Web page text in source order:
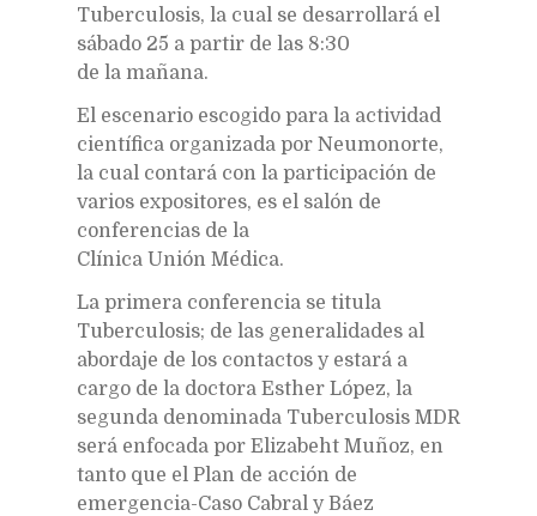
Tuberculosis, la cual se desarrollará el
sábado 25 a partir de las 8:30
de la mañana.
El escenario escogido para la actividad
científica organizada por Neumonorte,
la cual contará con la participación de
varios expositores, es el salón de
conferencias de la
Clínica Unión Médica.
La primera conferencia se titula
Tuberculosis; de las generalidades al
abordaje de los contactos y estará a
cargo de la doctora Esther López, la
segunda denominada Tuberculosis MDR
será enfocada por Elizabeht Muñoz, en
tanto que el Plan de acción de
emergencia-Caso Cabral y Báez